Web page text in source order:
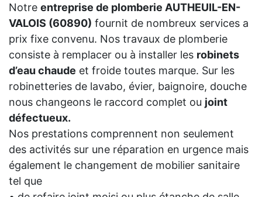
Notre entreprise de plomberie AUTHEUIL-EN-
VALOIS (60890) fournit de nombreux services a
prix fixe convenu. Nos travaux de plomberie
consiste à remplacer ou à installer les robinets
d’eau chaude et froide toutes marque. Sur les
robinetteries de lavabo, évier, baignoire, douche
nous changeons le raccord complet ou joint
défectueux.
Nos prestations comprennent non seulement
des activités sur une réparation en urgence mais
également le changement de mobilier sanitaire
tel que